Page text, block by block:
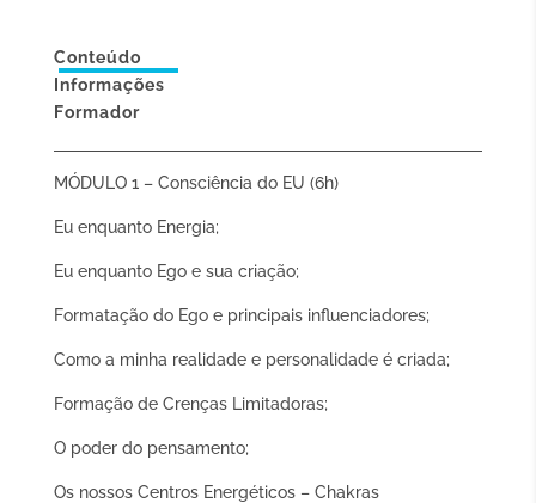
Conteúdo
Informações
Formador
MÓDULO 1 – Consciência do EU (6h)
Eu enquanto Energia;
Eu enquanto Ego e sua criação;
Formatação do Ego e principais influenciadores;
Como a minha realidade e personalidade é criada;
Formação de Crenças Limitadoras;
O poder do pensamento;
Os nossos Centros Energéticos – Chakras